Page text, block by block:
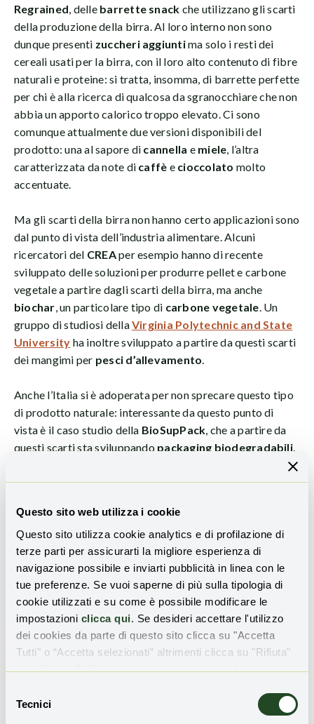
Questo sito web utilizza i cookie
Questo sito utilizza cookie analytics e di profilazione di
terze parti per assicurarti la migliore esperienza di
navigazione possibile e inviarti pubblicità in linea con le
tue preferenze. Se vuoi saperne di più sulla tipologia di
cookie utilizzati e su come è possibile modificare le
impostazioni clicca qui. Se desideri accettare l'utilizzo
dei cookies da parte di questo sito clicca su "Accetta
Tutti" o “Accetta selezionati” altrimenti clicca su "Rifiuta"
per rifiutare l’utilizzo dei cookie e mantenere le
delTecnici
Regrained, delle barrette snack che utilizzano gli scarti
della produzione della birra. Al loro interno non sono
dunque presenti zuccheri aggiuntima solo i resti dei
cereali usati per la birra, con il loro alto contenuto di fibre
naturali e proteine: si tratta, insomma, di barrette perfette
per chi è alla ricerca di qualcosa da sgranocchiare che non
abbia un apporto calorico troppo elevato. Ci sono
comunque attualmente due versioni disponibili del
prodotto: una al sapore di cannella e miele, l’altra
caratterizzata da note di caffè e cioccolato molto
accentuate.
Ma gli scarti della birra non hanno certo applicazioni sono
dal punto di vista dell’industria alimentare. Alcuni
ricercatori del CREAper esempio hanno di recente
sviluppato delle soluzioni per produrre pellet e carbone
vegetale a partire dagli scarti della birra, ma anche
biochar, un particolare tipo di carbone vegetale. Un
gruppo di studiosi dellaVirginia Polytechnic and State
University ha inoltre sviluppato a partire da questi scarti
dei mangimi per pesci d’allevamento.
Anche l’Italia si è adoperata per non sprecare questo tipo
di prodotto naturale: interessante da questo punto di
vista è il caso studio della BioSupPack, che a partire da
questi scarti sta sviluppando packaging biodegradabili.
Carfagnini ha dichiarato:
In questo prima fase di
BioSupPack andremo a
selezionare i polimeri,
derivanti dalla fermentazione
dei sottoprodotti della birra,
per poterne poi ricavare una
bioplastica in forma di pellet
utile per la produzione